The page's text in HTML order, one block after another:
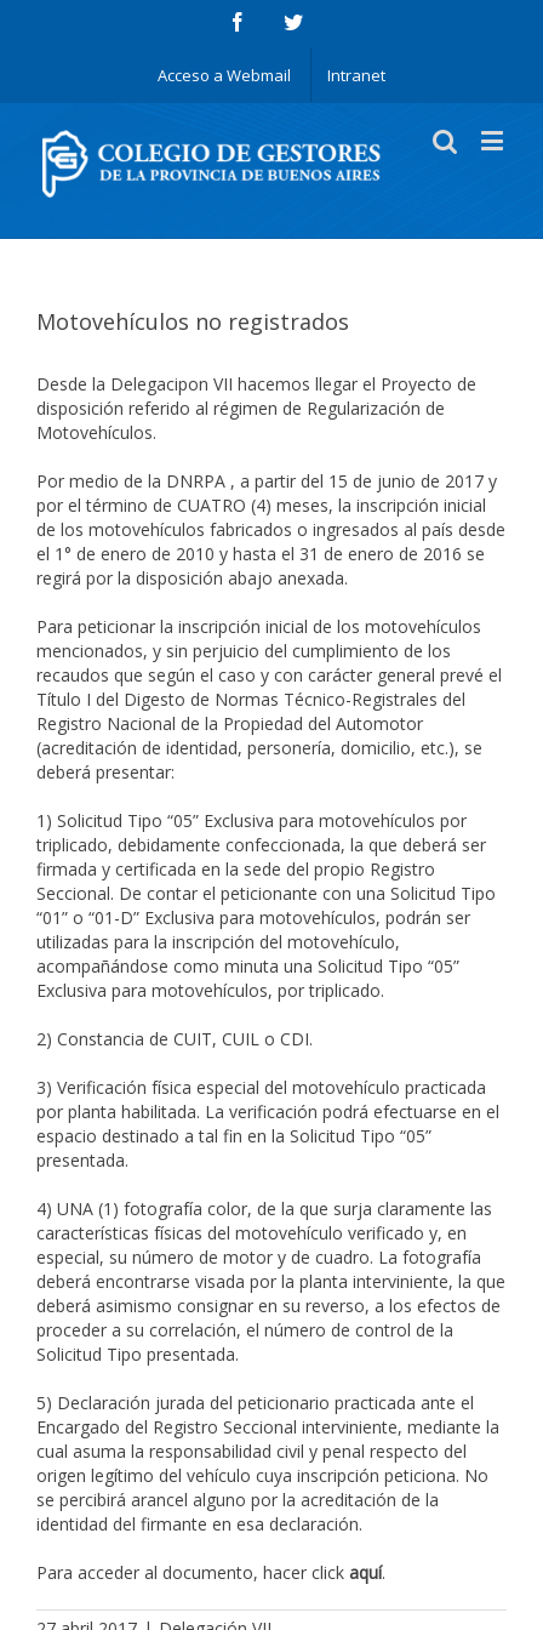
Acceso a Webmail Intranet
Motovehículos no registrados
Desde la Delegacipon VII hacemos llegar el Proyecto de
disposición referido al régimen de Regularización de
Motovehículos.
Por medio de la DNRPA , a partir del 15 de junio de 2017 y
por el término de CUATRO (4) meses, la inscripción inicial
de los motovehículos fabricados o ingresados al país desde
el 1° de enero de 2010 y hasta el 31 de enero de 2016 se
regirá por la disposición abajo anexada.
Para peticionar la inscripción inicial de los motovehículos
mencionados, y sin perjuicio del cumplimiento de los
recaudos que según el caso y con carácter general prevé el
Título I del Digesto de Normas Técnico-Registrales del
Registro Nacional de la Propiedad del Automotor
(acreditación de identidad, personería, domicilio, etc.), se
deberá presentar:
1) Solicitud Tipo “05” Exclusiva para motovehículos por
triplicado, debidamente confeccionada, la que deberá ser
firmada y certificada en la sede del propio Registro
Seccional. De contar el peticionante con una Solicitud Tipo
“01” o “01-D” Exclusiva para motovehículos, podrán ser
utilizadas para la inscripción del motovehículo,
acompañándose como minuta una Solicitud Tipo “05”
Exclusiva para motovehículos, por triplicado.
2) Constancia de CUIT, CUIL o CDI.
3) Verificación física especial del motovehículo practicada
por planta habilitada. La verificación podrá efectuarse en el
espacio destinado a tal fin en la Solicitud Tipo “05”
presentada.
4) UNA (1) fotografía color, de la que surja claramente las
características físicas del motovehículo verificado y, en
especial, su número de motor y de cuadro. La fotografía
deberá encontrarse visada por la planta interviniente, la que
deberá asimismo consignar en su reverso, a los efectos de
proceder a su correlación, el número de control de la
Solicitud Tipo presentada.
5) Declaración jurada del peticionario practicada ante el
Encargado del Registro Seccional interviniente, mediante la
cual asuma la responsabilidad civil y penal respecto del
origen legítimo del vehículo cuya inscripción peticiona. No
se percibirá arancel alguno por la acreditación de la
identidad del firmante en esa declaración.
Para acceder al documento, hacer click aquí.